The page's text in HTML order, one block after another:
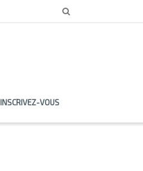
INSCRIVEZ-VOUS